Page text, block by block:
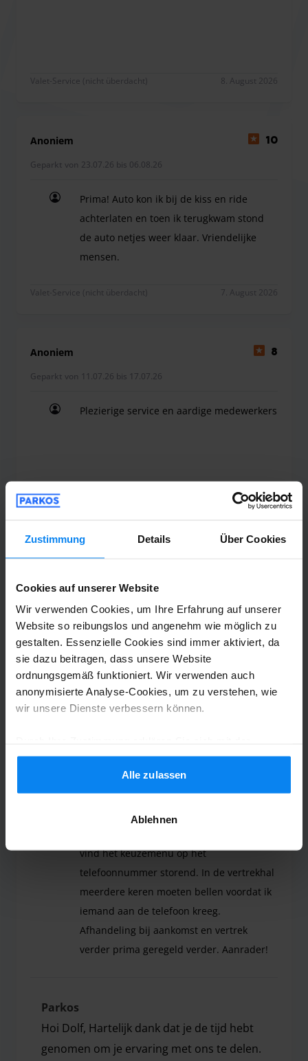
Zustimmung Details Über Cookies
Cookies auf unserer Website
Wir verwenden Cookies, um Ihre Erfahrung auf unserer
Website so reibungslos und angenehm wie möglich zu
gestalten. Essenzielle Cookies sind immer aktiviert, da
sie dazu beitragen, dass unsere Website
ordnungsgemäß funktioniert. Wir verwenden auch
anonymisierte Analyse-Cookies, um zu verstehen, wie
wir unsere Dienste verbessern können.
Verwendung von Cookies gemäß den Regeln in Ihrem
Land einverstanden, können Ihre Einstellungen jedoch
jederzeit anpassen. Alle Einzelheiten finden Sie in
Alle zulassen
Ablehnen
Wenn Sie von Ihrer Reise zurück sind, können Sie
Kiss&Ride des Flughafens Rotterdam aushändigen. Auch
fortsetzen.
oder zurückkehren, berechnet Parqpoint einen
Nachtzuschlag von €60,-
zum Kiss&Ride des Flughafens Rotterdam fahren. Dort
Bei ParqPoint können Sie Ihr Auto waschen lassen.
Ist Ihr Auto für eine Wartung oder einen TÜV fällig?
Wenden Sie sich an ParqPoint, um ein Angebot zu
Valet-Service (nicht überdacht) 8. August 2026
Anoniem 10
Geparkt von 23.07.26 bis 06.08.26
Prima! Auto kon ik bij de kiss en ride
achterlaten en toen ik terugkwam stond
de auto netjes weer klaar. Vriendelijke
mensen.
Valet-Service (nicht überdacht) 7. August 2026
Anoniem 8
Geparkt von 11.07.26 bis 17.07.26
Plezierige service en aardige medewerkers
Valet-Service (überdacht) 18. Juli 2026
Geparkt von 31.05.26 bis 07.06.26
Uitstekend. Alles prima geregeld.
Vriendelijke chauffeurs.
Uitstekend. Alles prima geregeld. Vriendelijke
Shuttle-Service (überdacht)
vind het keuzemenu op het
telefoonnummer storend. In de vertrekhal
meerdere keren moeten bellen voordat ik
iemand aan de telefoon kreeg.
Afhandeling bij aankomst en vertrek
verder prima geregeld verder. Aanrader!
Parkos
Hoi Dolf, Hartelijk dank dat je de tijd hebt
genomen om je ervaring met ons te delen.